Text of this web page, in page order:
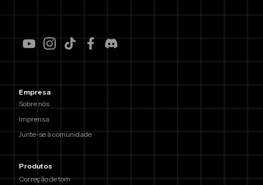
Empresa
Sobre nós
Imprensa
Junte-se à comunidade
Produtos
Correção de tom